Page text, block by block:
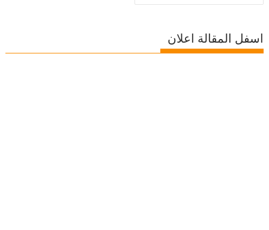
اسفل المقالة اعلان